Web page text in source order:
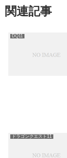
関連記事
DQ11
ドラゴンクエスト11